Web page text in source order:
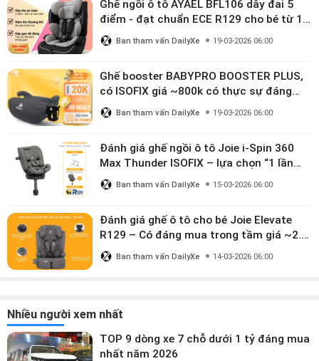
Ghế ngồi ô tô AYAEL BFL106 dây đai 5
điểm - đạt chuẩn ECE R129 cho bé từ 1–
10 tuổi
Ban tham vấn DailyXe 19-03-2026 06:00
Ghế booster BABYPRO BOOSTER PLUS,
có ISOFIX giá ~800k có thực sự đáng
mua?
Ban tham vấn DailyXe 19-03-2026 06:00
Đánh giá ghế ngồi ô tô Joie i-Spin 360
Max Thunder ISOFIX – lựa chọn “1 lần
dùng đến 12 năm” có đáng giá gần 9
triệu?
Ban tham vấn DailyXe 15-03-2026 06:00
Đánh giá ghế ô tô cho bé Joie Elevate
R129 – Có đáng mua trong tầm giá ~2.8
triệu?
Ban tham vấn DailyXe 14-03-2026 06:00
Nhiều người xem nhất
TOP 9 dòng xe 7 chỗ dưới 1 tỷ đáng mua
nhất năm 2026